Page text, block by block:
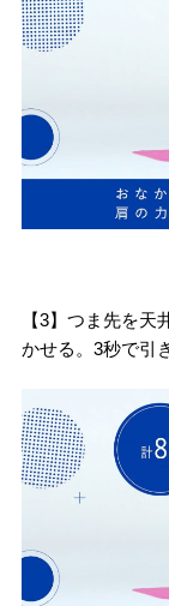
【3】つま先を
かせる。3秒で引